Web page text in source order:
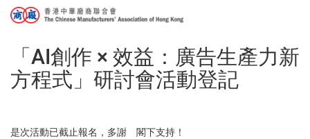
「AI創作 × 效益：廣告生產力新
方程式」研討會活動登記
是次活動已截止報名，多謝 閣下支持！